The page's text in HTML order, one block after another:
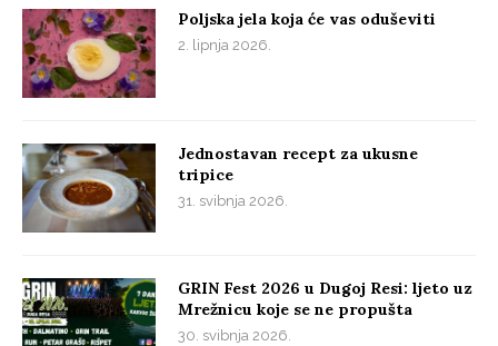
Poljska jela koja će vas oduševiti
2. lipnja 2026.
Jednostavan recept za ukusne
tripice
31. svibnja 2026.
GRIN Fest 2026 u Dugoj Resi: ljeto uz
Mrežnicu koje se ne propušta
30. svibnja 2026.